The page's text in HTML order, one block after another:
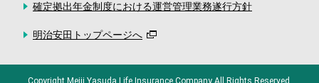
確定拠出年金制度における運営管理業務遂行方針
明治安田トップページへ
Copyright Meiji Yasuda Life Insurance Company All Rights Reserved.